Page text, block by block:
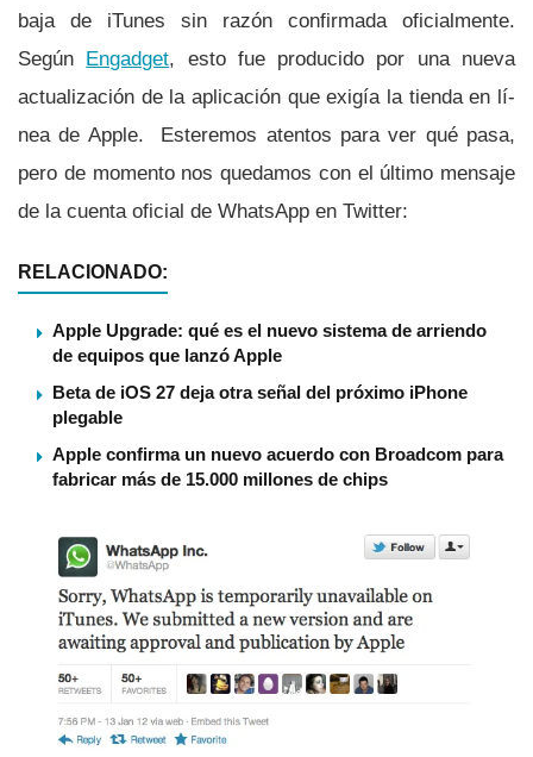
baja de iTunes sin razón confirmada oficialmente.
Según Engadget, esto fue producido por una nueva
actualización de la aplicación que exigí­a la tienda en lí­
nea de Apple. Esteremos atentos para ver qué pasa,
pero de momento nos quedamos con el último mensaje
de la cuenta oficial de WhatsApp en Twitter:
RELACIONADO:
Apple Upgrade: qué es el nuevo sistema de arriendo
de equipos que lanzó Apple
Beta de iOS 27 deja otra señal del próximo iPhone
plegable
Apple confirma un nuevo acuerdo con Broadcom para
fabricar más de 15.000 millones de chips